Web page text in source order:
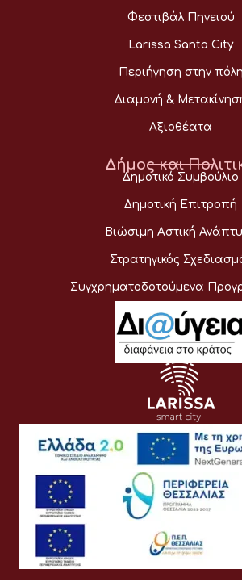
Φεστιβάλ Πηνειού
Larissa Santa City
Περιήγηση στην πόλη
Διαμονή &
Αξιοθέατα
Δήμος και
Δημοτικό Συμβούλιο
Δημοτική Επιτροπή
Βιώσιμη Αστική
Στρατηγικός
Συγχρηματοδοτούμενα